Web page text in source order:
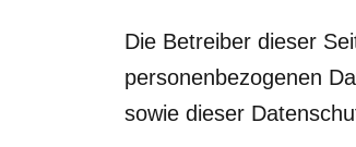
Die Betreiber dieser
personenbezogenen
sowie dieser